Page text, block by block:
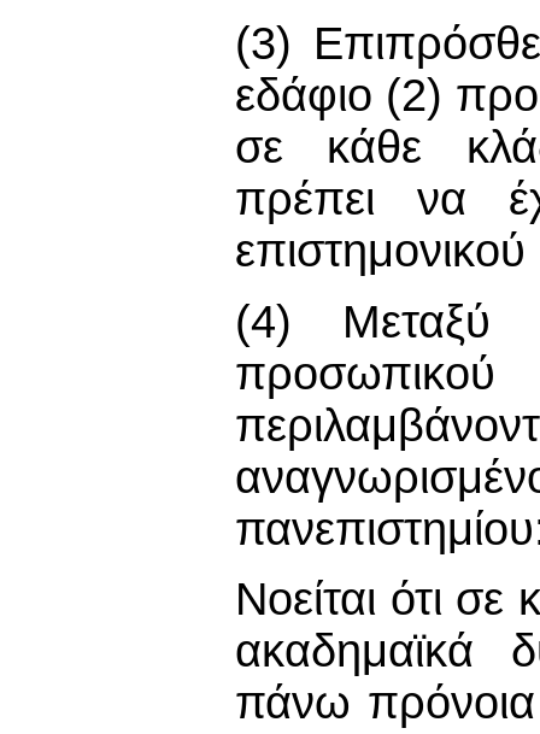
(3)
εδάφιο (2)
σε κάθε
πρέπει να
(4) Μεταξύ
Νοείται ότι
ακαδημαϊκά
πάνω πρόνοια